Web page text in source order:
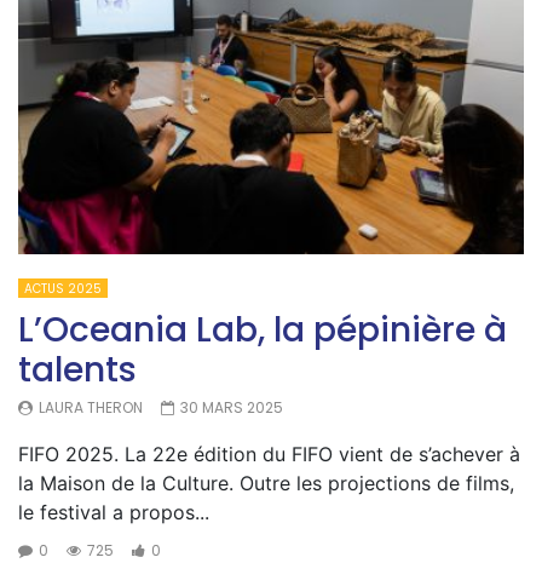
ACTUS 2025
L’Oceania Lab, la pépinière à
talents
LAURA THERON 30 MARS 2025
FIFO 2025. La 22e édition du FIFO vient de s’achever à
la Maison de la Culture. Outre les projections de films,
le festival a propos...
0 725 0